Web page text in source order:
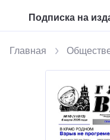
Подписка на
Главная